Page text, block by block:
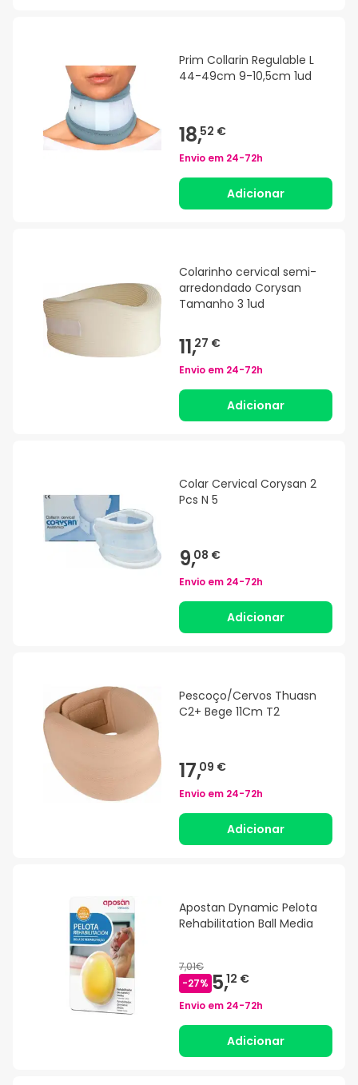
Prim Collarin Regulable L
44-49cm 9-10,5cm 1ud
18,52 €
Envio em 24-72h
Adicionar
Colarinho cervical semi-
arredondado Corysan
Tamanho 3 1ud
11,27 €
Envio em 24-72h
Adicionar
Colar Cervical Corysan 2
Pcs N 5
9,08 €
Envio em 24-72h
Adicionar
Pescoço/Cervos Thuasn
C2+ Bege 11Cm T2
17,09 €
Envio em 24-72h
Adicionar
Apostan Dynamic Pelota
Rehabilitation Ball Media
7,01€
-27% 5,12 €
Envio em 24-72h
Adicionar